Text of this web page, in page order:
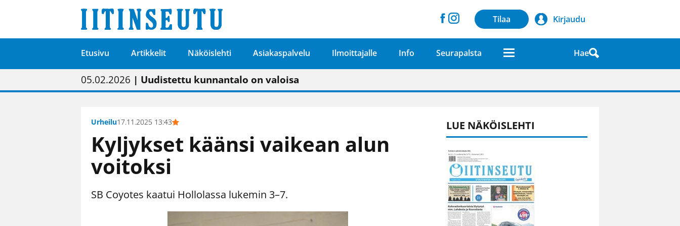
Tilaa Kirjaudu
Etusivu Artikkelit Näköislehti Asiakaspalvelu Ilmoittajalle Info Seurapalsta Hae
01.02.2026 | Painon vaihtumisen pitäisi näkyä hieman parempana painojäljen laatuna lehdessä
05.02.2026 | Uudistettu kunnantalo on valoisa
23.04.2026 | “Olemme käynnistämässä uudelleen keskustavisiotyön”
09.05.2026| "Maalla on totuttu elämään omavaraisemmin kuin kaupungissa"
Urheilu17.11.2025 13:43
Kyljykset käänsi vaikean alun
voitoksi
SB Coyotes kaatui Hollolassa lukemin 3–7.
LUE NÄKÖISLEHTI